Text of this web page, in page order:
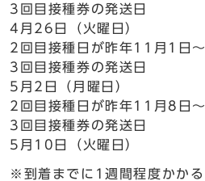
3回目接種券の発送日
4月26日（火曜日）
2回目接種日が昨年11月1日
3回目接種券の発送日
5月2日（月曜日）
2回目接種日が昨年11月8日
3回目接種券の発送日
5月10日（火曜日）
※到着までに1週間程度かかる